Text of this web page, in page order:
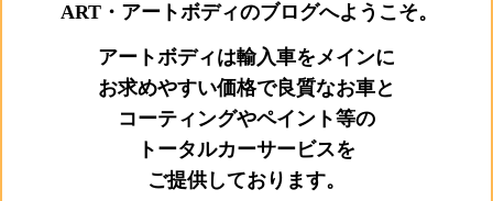
ART・アートボディのブログへようこそ。
アートボディは輸入車をメインに
お求めやすい価格で良質なお車と
コーティングやペイント等の
トータルカーサービスを
ご提供しております。